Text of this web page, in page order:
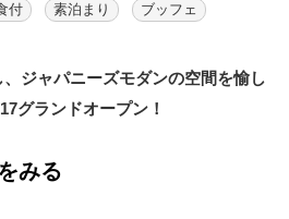
付 素泊まり ブッフェ
ジャパニーズモダンの空間を愉し
グランドオープン！
みる